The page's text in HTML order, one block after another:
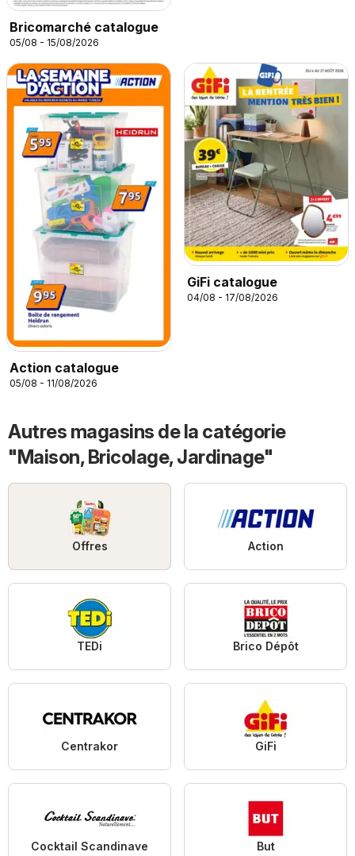
Bricomarché catalogue
05/08 - 15/08/2026
Action catalogue
05/08 - 11/08/2026
GiFi catalogue
04/08 - 17/08/2026
Autres magasins de la catégorie
"Maison, Bricolage, Jardinage"
Offres Action
TEDi Brico Dépôt
Centrakor GiFi
Cocktail Scandinave But